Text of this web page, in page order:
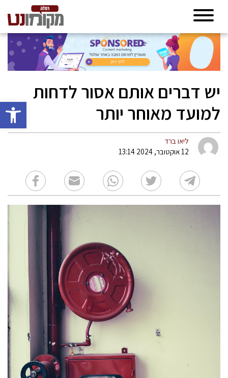
פתח
יש דברים אותם אסור לדחות
למועד מאוחר יותר
ליאו ברד
12 אוקטובר, 2024 13:14